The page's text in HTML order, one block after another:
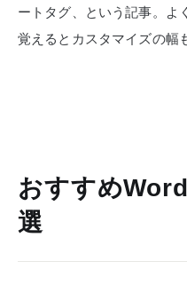
ートタグ、という記事。よ
覚えるとカスタマイズの幅
おすすめ
選